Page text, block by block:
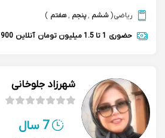
ریاضی(ششم ,پنجم ,هفتم )
حضوری 1 تا 1.5 میلیون تومان آنلاین 900 تا 1 میلیون تومان
شهرزاد جلوخانی
7 سال